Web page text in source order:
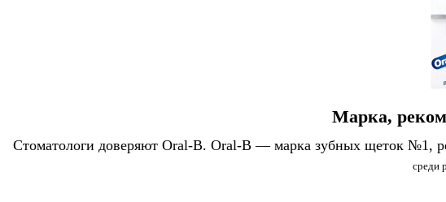
Марка,
Стоматологи доверяют Oral-B. Oral-B — марка зубных щеток №1,
среди